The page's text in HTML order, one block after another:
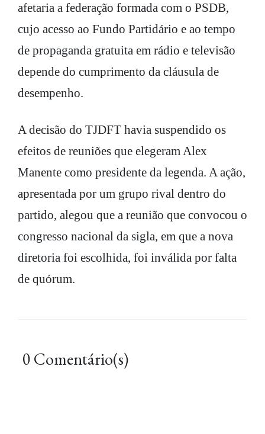
afetaria a federação formada com o PSDB,
cujo acesso ao Fundo Partidário e ao tempo
de propaganda gratuita em rádio e televisão
depende do cumprimento da cláusula de
desempenho.
A decisão do TJDFT havia suspendido os
efeitos de reuniões que elegeram Alex
Manente como presidente da legenda. A ação,
apresentada por um grupo rival dentro do
partido, alegou que a reunião que convocou o
congresso nacional da sigla, em que a nova
diretoria foi escolhida, foi inválida por falta
de quórum.
0 Comentário(s)